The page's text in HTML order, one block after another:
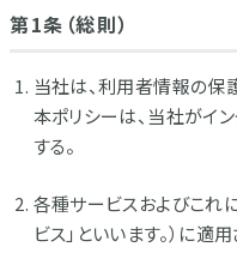
第1条（総則）
当社は、利用者情報の保
本ポリシーは、当社がイ
する。
各種サービスおよびこれ
ビス」といいます。）に適用